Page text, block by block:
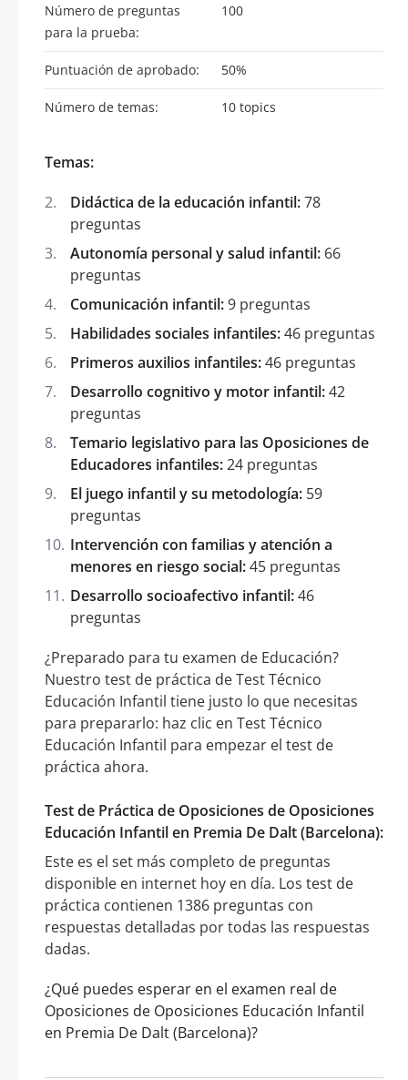
Número de preguntas
para la prueba:
100
Puntuación de aprobado: 50%
Número de temas: 10 topics
Temas:
Didáctica de la educación infantil:78
preguntas
Autonomía personal y salud infantil: 66
preguntas
Comunicación infantil:9 preguntas
Habilidades sociales infantiles:46 preguntas
Primeros auxilios infantiles:46 preguntas
Desarrollo cognitivo y motor infantil:42
preguntas
Temario legislativo para las Oposiciones de
Educadores infantiles:24 preguntas
El juego infantil y su metodología: 59
preguntas
Intervención con familias y atención a
menores en riesgo social:45 preguntas
Desarrollo socioafectivo infantil:46
preguntas
¿Preparado para tu examen de Educación?
Nuestro test de práctica de Test Técnico
Educación Infantil tiene justo lo que necesitas
para prepararlo: haz clic en Test Técnico
Educación Infantil para empezar el test de
práctica ahora.
Test de Práctica de Oposiciones de Oposiciones
Educación Infantil en Premia De Dalt (Barcelona):
Este es el set más completo de preguntas
disponible en internet hoy en día. Los test de
práctica contienen 1386 preguntas con
respuestas detalladas por todas las respuestas
dadas.
¿Qué puedes esperar en el examen real de
Oposiciones de Oposiciones Educación Infantil
en Premia De Dalt (Barcelona)?